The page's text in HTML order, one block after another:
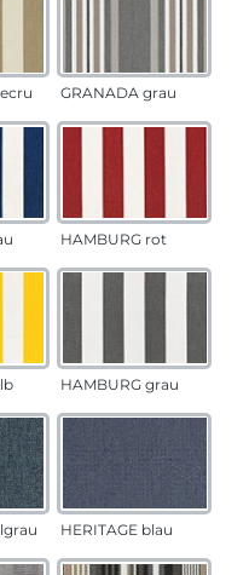
GRANADA grau
HAMBURG rot
HAMBURG grau
HERITAGE blau